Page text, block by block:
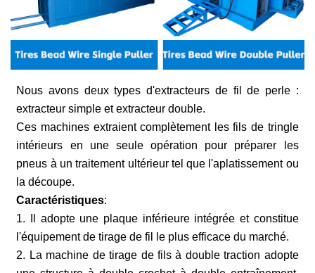
Nous avons deux types d'extracteurs de fil de perle :
extracteur simple et extracteur double.
Ces machines extraient complètement les fils de tringle
intérieurs en une seule opération pour préparer les
pneus à un traitement ultérieur tel que l'aplatissement ou
la découpe.
Caractéristiques:
1. Il adopte une plaque inférieure intégrée et constitue
l'équipement de tirage de fil le plus efficace du marché.
2. La machine de tirage de fils à double traction adopte